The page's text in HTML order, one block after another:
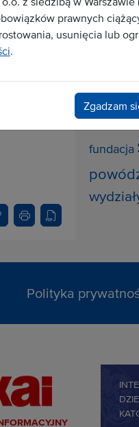
fundacja
prawnych
usunięcia lub
Zgadzam
Polityka